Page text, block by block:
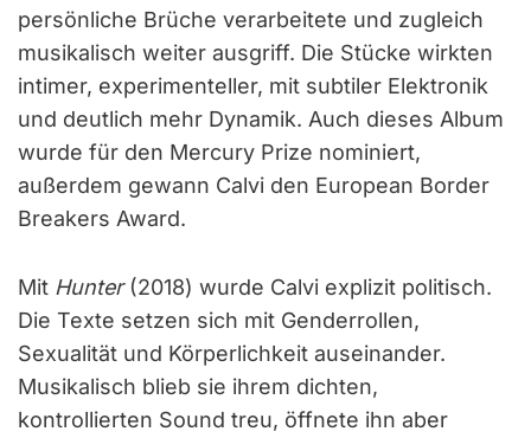
persönliche Brüche verarbeitete und zugleich
musikalisch weiter ausgriff. Die Stücke wirkten
intimer, experimenteller, mit subtiler Elektronik
und deutlich mehr Dynamik. Auch dieses Album
wurde für den Mercury Prize nominiert,
außerdem gewann Calvi den European Border
Breakers Award.
Mit Hunter(2018) wurde Calvi explizit politisch.
Die Texte setzen sich mit Genderrollen,
Sexualität und Körperlichkeit auseinander.
Musikalisch blieb sie ihrem dichten,
kontrollierten Sound treu, öffnete ihn aber